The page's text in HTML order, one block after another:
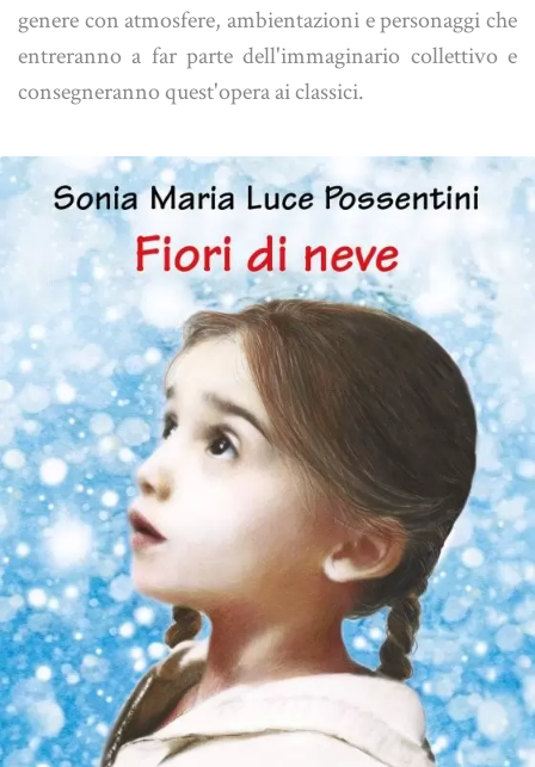
genere con atmosfere, ambientazioni e personaggi che
entreranno a far parte dell'immaginario collettivo e
consegneranno quest'opera ai classici.